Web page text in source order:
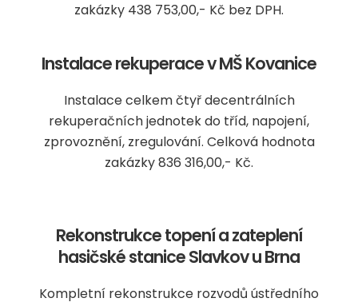
zakázky 438 753,00,- Kč bez DPH.
Instalace rekuperace v MŠ Kovanice
Instalace celkem čtyř decentrálních
rekuperačních jednotek do tříd, napojení,
zprovoznění, zregulování. Celková hodnota
zakázky 836 316,00,- Kč.
Rekonstrukce topení a zateplení
hasičské stanice Slavkov u Brna
Kompletní rekonstrukce rozvodů ústředního